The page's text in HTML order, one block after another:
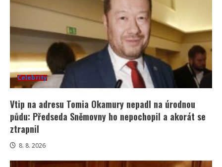
Celebrity
Vtip na adresu Tomia Okamury nepadl na úrodnou
půdu: Předseda Sněmovny ho nepochopil a akorát se
ztrapnil
8. 8. 2026